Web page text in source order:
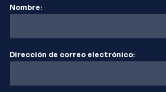
Nombre:
Dirección de correo electrónico: